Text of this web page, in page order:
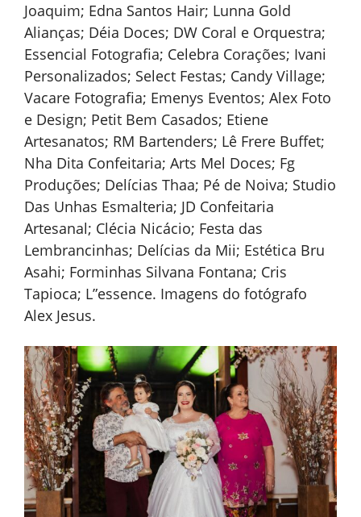
Joaquim; Edna Santos Hair; Lunna Gold
Alianças; Déia Doces; DW Coral e Orquestra;
Essencial Fotografia; Celebra Corações; Ivani
Personalizados; Select Festas; Candy Village;
Vacare Fotografia; Emenys Eventos; Alex Foto
e Design; Petit Bem Casados; Etiene
Artesanatos; RM Bartenders; Lê Frere Buffet;
Nha Dita Confeitaria; Arts Mel Doces; Fg
Produções; Delícias Thaa; Pé de Noiva; Studio
Das Unhas Esmalteria; JD Confeitaria
Artesanal; Clécia Nicácio; Festa das
Lembrancinhas; Delícias da Mii; Estética Bru
Asahi; Forminhas Silvana Fontana; Cris
Tapioca; L”essence. Imagens do fotógrafo
Alex Jesus.